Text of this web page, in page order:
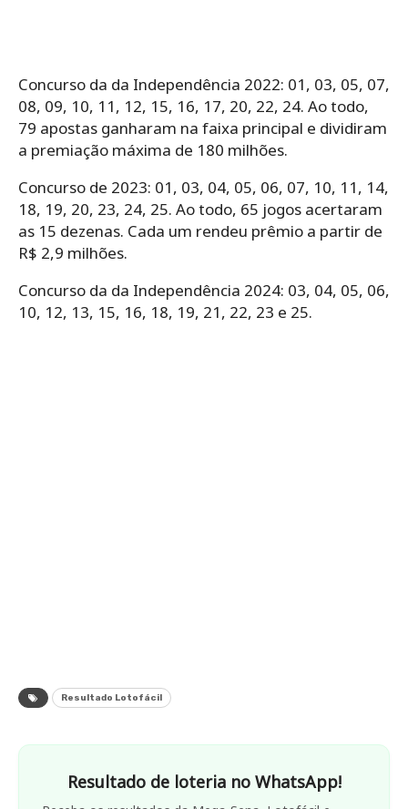
Concurso da da Independência 2022: 01, 03, 05, 07,
08, 09, 10, 11, 12, 15, 16, 17, 20, 22, 24. Ao todo,
79 apostas ganharam na faixa principal e dividiram
a premiação máxima de 180 milhões.
Concurso de 2023: 01, 03, 04, 05, 06, 07, 10, 11, 14,
18, 19, 20, 23, 24, 25. Ao todo, 65 jogos acertaram
as 15 dezenas. Cada um rendeu prêmio a partir de
R$ 2,9 milhões.
Concurso da da Independência 2024: 03, 04, 05, 06,
10, 12, 13, 15, 16, 18, 19, 21, 22, 23 e 25.
Resultado Lotofácil
Resultado de loteria no WhatsApp!